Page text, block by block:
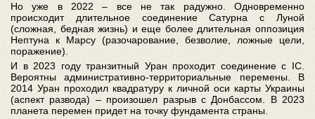
Но уже в 2022 – все не так радужно. Одновременно
происходит длительное соединение Сатурна с Луной
(сложная, бедная жизнь) и еще более длительная оппозиция
Нептуна к Марсу (разочарование, безволие, ложные цели,
поражение).
И в 2023 году транзитный Уран проходит соединение с IC.
Вероятны административно-территориальные перемены. В
2014 Уран проходил квадратуру к личной оси карты Украины
(аспект развода) – произошел разрыв с Донбассом. В 2023
планета перемен придет на точку фундамента страны.